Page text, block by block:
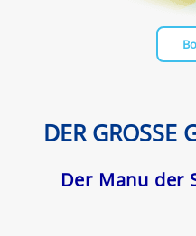
DER GROSSE
Der Manu der